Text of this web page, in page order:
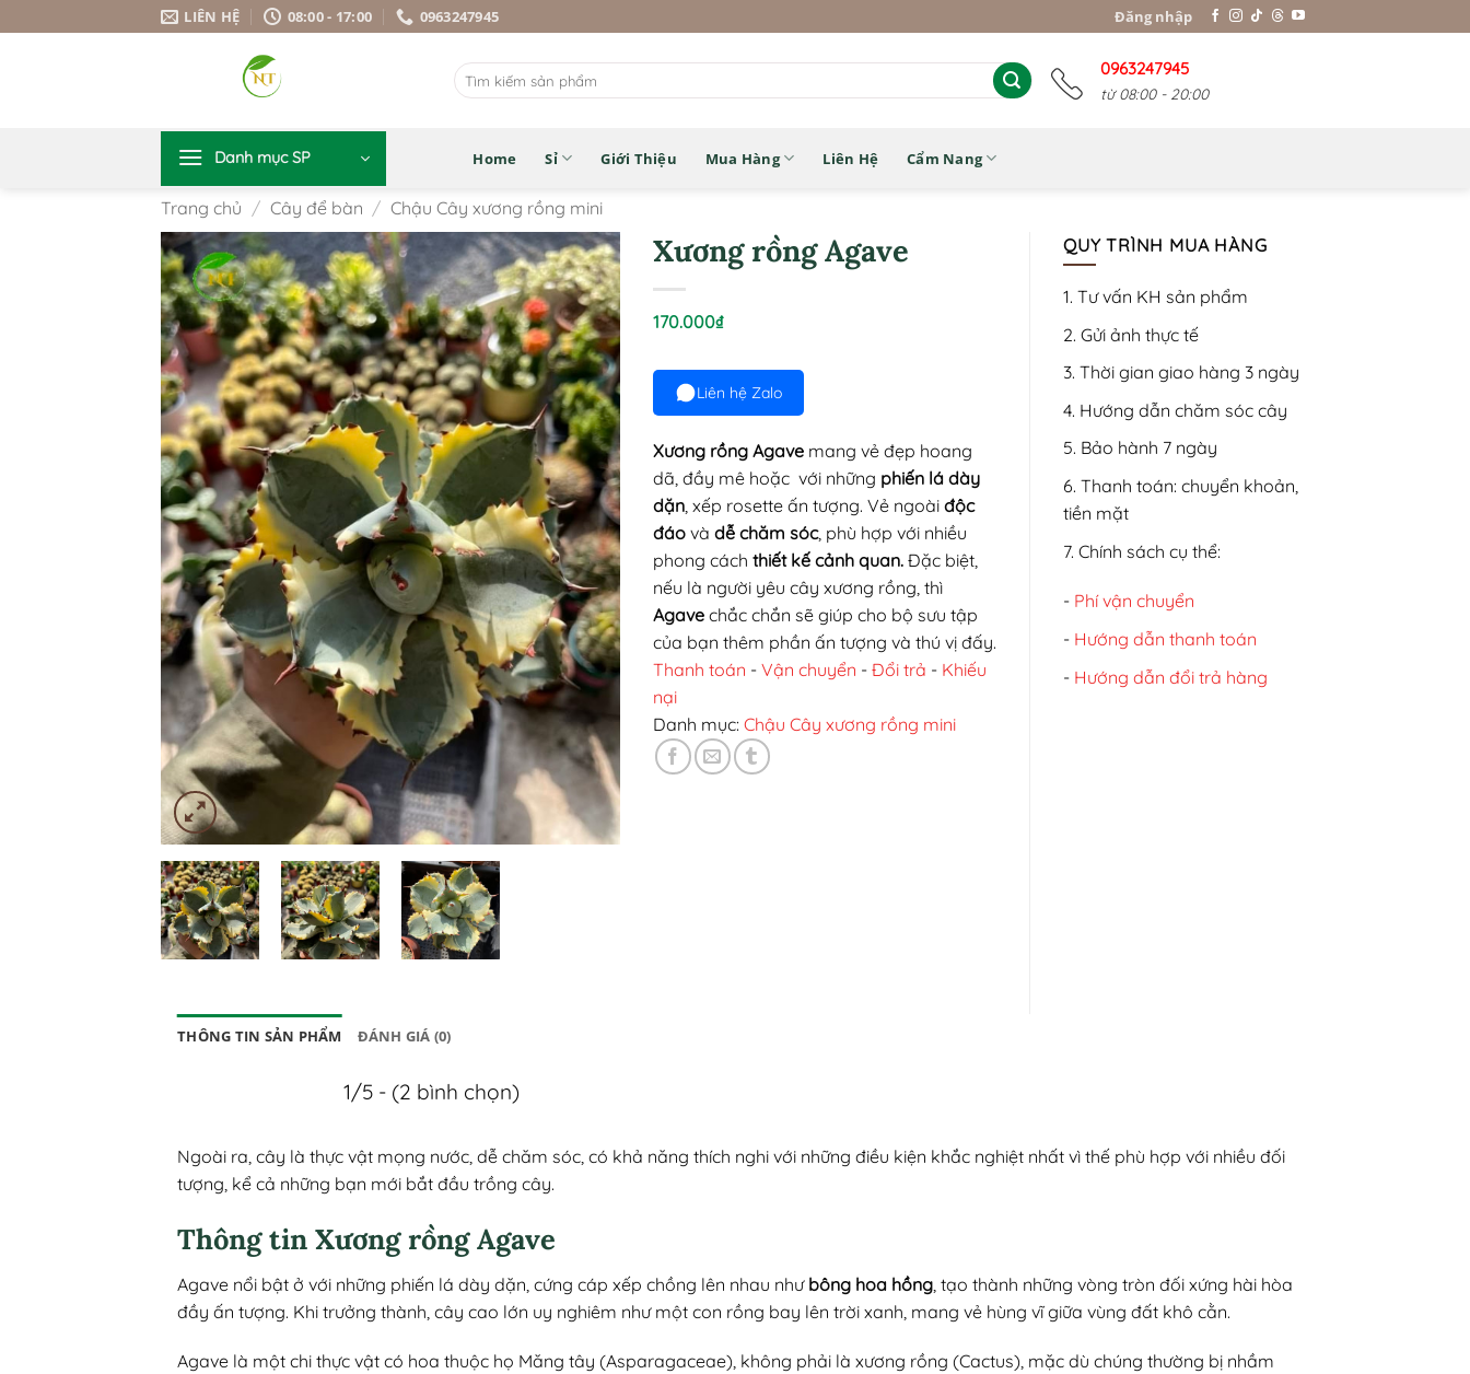
qua
LIÊN HỆ 08:00 - 17:00 0963247945 Đăng nhập
Tìm
kiếm:
0963247945
từ 08:00 - 20:00
Danh mục SP Home Sỉ Giới Thiệu Mua Hàng Liên Hệ Cẩm Nang
Trang chủ / Cây để bàn / Chậu Cây xương rồng mini
Xương rồng Agave
170.000₫
Liên hệ Zalo
Xương rồng Agave mang vẻ đẹp hoang
dã, đầy mê hoặc với những phiến lá dày
dặn , xếp rosette ấn tượng. Vẻ ngoài độc
đáo và dễ chăm sóc, phù hợp với nhiều
phong cách thiết kế cảnh quan. Đặc biệt,
nếu là người yêu cây xương rồng, thì
Agave chắc chắn sẽ giúp cho bộ sưu tập
của bạn thêm phần ấn tượng và thú vị đấy.
Thanh toán - Vận chuyển - Đổi trả - Khiếu
nại
Danh mục: Chậu Cây xương rồng mini
QUY TRÌNH MUA HÀNG
1. Tư vấn KH sản phẩm
2. Gửi ảnh thực tế
3. Thời gian giao hàng 3 ngày
4. Hướng dẫn chăm sóc cây
5. Bảo hành 7 ngày
6. Thanh toán: chuyển khoản,
tiền mặt
7. Chính sách cụ thể:
- Phí vận chuyển
- Hướng dẫn thanh toán
- Hướng dẫn đổi trả hàng
THÔNG TIN SẢN PHẨM ĐÁNH GIÁ (0)
1/5 - (2 bình chọn)
Ngoài ra, cây là thực vật mọng nước, dễ chăm sóc, có khả năng thích nghi với những điều kiện khắc nghiệt nhất vì thế phù hợp với nhiều đối
tượng, kể cả những bạn mới bắt đầu trồng cây.
Thông tin Xương rồng Agave
Agave nổi bật ở với những phiến lá dày dặn, cứng cáp xếp chồng lên nhau nhưbông hoa hồng , tạo thành những vòng tròn đối xứng hài hòa
đầy ấn tượng. Khi trưởng thành, cây cao lớn uy nghiêm như một con rồng bay lên trời xanh, mang vẻ hùng vĩ giữa vùng đất khô cằn.
Agave là một chi thực vật có hoa thuộc họ Măng tây (Asparagaceae), không phải là xương rồng (Cactus), mặc dù chúng thường bị nhầm